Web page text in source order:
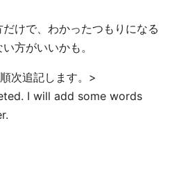
けで、わかったつもりになる
方がいいかも。
次追記します。>
I will add some words